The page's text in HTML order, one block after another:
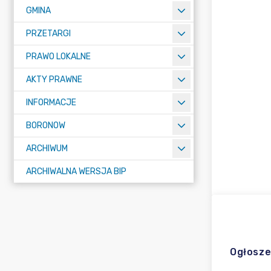
GMINA
PRZETARGI
PRAWO LOKALNE
AKTY PRAWNE
INFORMACJE
BORONOW
ARCHIWUM
ARCHIWALNA WERSJA BIP